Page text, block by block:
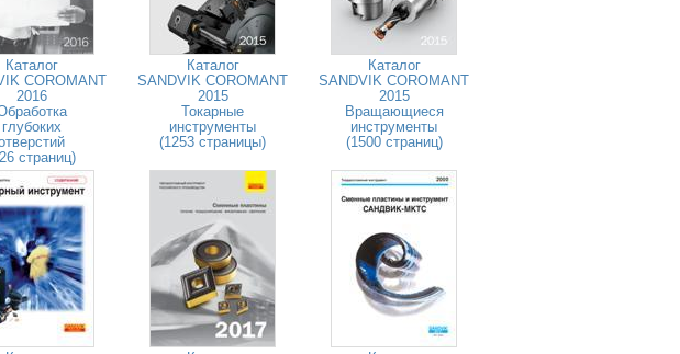
Каталог
COROMANT
2016
глубоких
страниц)
Каталог
SANDVIK COROMANT
2015
Токарные
инструменты
(1253 страницы)
Каталог
SANDVIK COROMANT
2015
Вращающиеся
инструменты
(1500 страниц)